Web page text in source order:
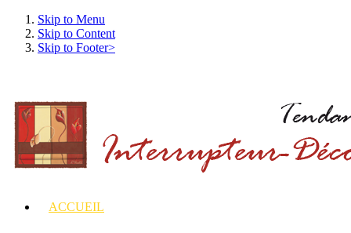
Skip to Menu
Skip to Content
Skip to Footer>
ACCUEIL